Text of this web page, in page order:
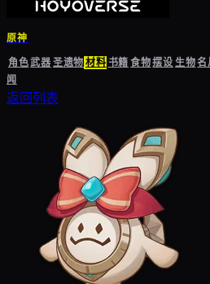
原神
角色武器圣遗物材料书籍食物摆设生物名
闻
返回列表